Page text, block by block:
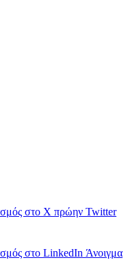
στο X πρώην Twitter
στο LinkedIn Άνοιγμα